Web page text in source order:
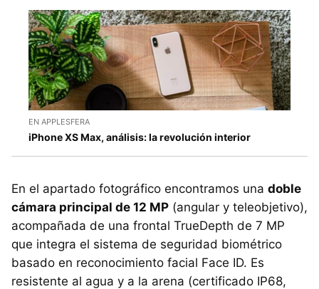
EN APPLESFERA
iPhone XS Max, análisis: la revolución interior
En el apartado fotográfico encontramos una doble
cámara principal de 12 MP (angular y teleobjetivo),
acompañada de una frontal TrueDepth de 7 MP
que integra el sistema de seguridad biométrico
basado en reconocimiento facial Face ID. Es
resistente al agua y a la arena (certificado IP68,